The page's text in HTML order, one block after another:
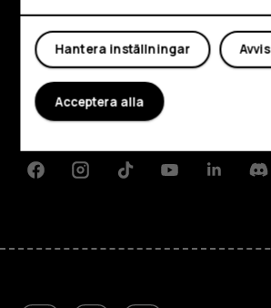
Utforska
Om
Planet and people
FacebookInstagramTiktokYoutubeLinkedin
Hantera inställningar
Acceptera alla